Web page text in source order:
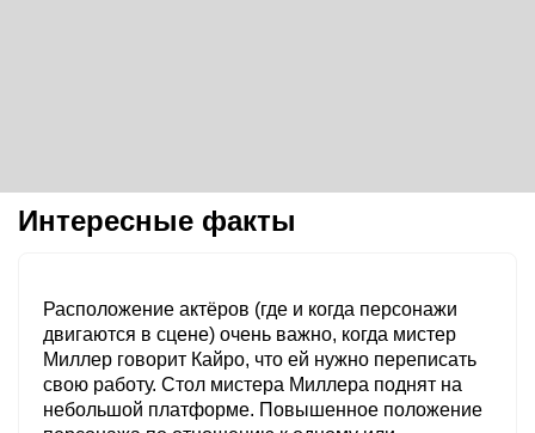
Интересные факты
Расположение актёров (где и когда персонажи
двигаются в сцене) очень важно, когда мистер
Миллер говорит Кайро, что ей нужно переписать
свою работу. Стол мистера Миллера поднят на
небольшой платформе. Повышенное положение